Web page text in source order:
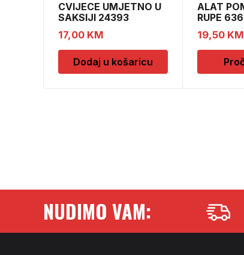
CVIJECE UMJETNO U
SAKSIJI 24393
CH52439
17,00 KM
Dodaj u košaricu
ALAT
RUPE
19,50 KM
NUDIMO VAM: